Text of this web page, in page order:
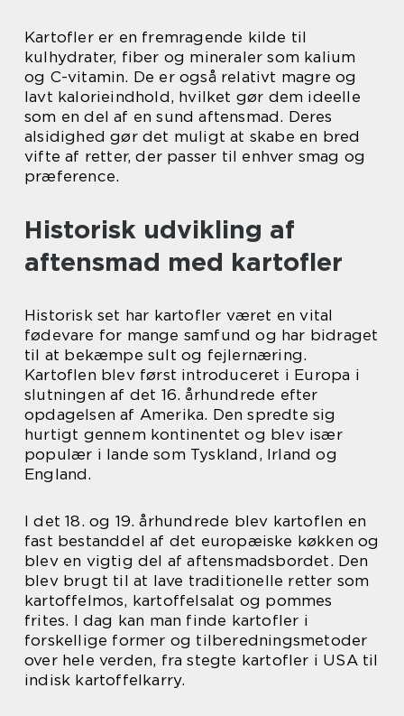
Kartofler er en fremragende kilde til
kulhydrater, fiber og mineraler som kalium
og C-vitamin. De er også relativt magre og
lavt kalorieindhold, hvilket gør dem ideelle
som en del af en sund aftensmad. Deres
alsidighed gør det muligt at skabe en bred
vifte af retter, der passer til enhver smag og
præference.
Historisk udvikling af
aftensmad med kartofler
Historisk set har kartofler været en vital
fødevare for mange samfund og har bidraget
til at bekæmpe sult og fejlernæring.
Kartoflen blev først introduceret i Europa i
slutningen af det 16. århundrede efter
opdagelsen af Amerika. Den spredte sig
hurtigt gennem kontinentet og blev især
populær i lande som Tyskland, Irland og
England.
I det 18. og 19. århundrede blev kartoflen en
fast bestanddel af det europæiske køkken og
blev en vigtig del af aftensmadsbordet. Den
blev brugt til at lave traditionelle retter som
kartoffelmos, kartoffelsalat og pommes
frites. I dag kan man finde kartofler i
forskellige former og tilberedningsmetoder
over hele verden, fra stegte kartofler i USA til
indisk kartoffelkarry.